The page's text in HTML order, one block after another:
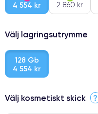
4 554 kr 2 860 kr
Välj lagringsutrymme
128 Gb
4 554 kr
Välj kosmetiskt skick ?